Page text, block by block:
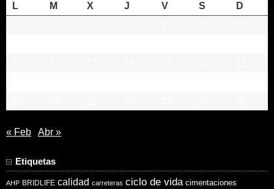
L
M X J V S
D
« Feb Abr »
Etiquetas
AHP BRIDLIFE calidad carreteras ciclo de vida cimentaciones